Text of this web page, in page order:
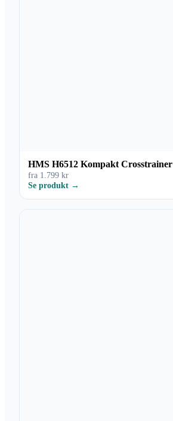
HMS H6512 Kompakt Crosstrainer
fra 1.799 kr
Se produkt →